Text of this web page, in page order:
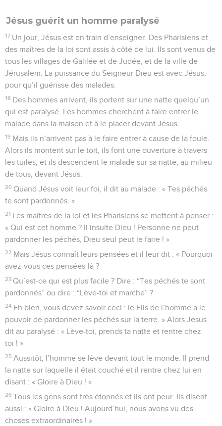
Jésus guérit un homme paralysé
17 Un jour, Jésus est en train d’enseigner. Des Pharisiens et
des maîtres de la loi sont assis à côté de lui. Ils sont venus de
tous les villages de Galilée et de Judée, et de la ville de
Jérusalem. La puissance du Seigneur Dieu est avec Jésus,
pour qu’il guérisse des malades.
18 Des hommes arrivent, ils portent sur une natte quelqu’un
qui est paralysé. Les hommes cherchent à faire entrer le
malade dans la maison et à le placer devant Jésus.
19 Mais ils n’arrivent pas à le faire entrer à cause de la foule.
Alors ils montent sur le toit, ils font une ouverture à travers
les tuiles, et ils descendent le malade sur sa natte, au milieu
de tous, devant Jésus.
20 Quand Jésus voit leur foi, il dit au malade : « Tes péchés
te sont pardonnés. »
21 Les maîtres de la loi et les Pharisiens se mettent à penser :
« Qui est cet homme ? Il insulte Dieu ! Personne ne peut
pardonner les péchés, Dieu seul peut le faire ! »
22 Mais Jésus connaît leurs pensées et il leur dit : « Pourquoi
avez-vous ces pensées-là ?
23 Qu’est-ce qui est plus facile ? Dire : “Tes péchés te sont
pardonnés” ou dire : “Lève-toi et marche” ?
24 Eh bien, vous devez savoir ceci : le Fils de l’homme a le
pouvoir de pardonner les péchés sur la terre. » Alors Jésus
dit au paralysé : « Lève-toi, prends ta natte et rentre chez
toi ! »
25 Aussitôt, l’homme se lève devant tout le monde. Il prend
la natte sur laquelle il était couché et il rentre chez lui en
disant : « Gloire à Dieu ! »
26 Tous les gens sont très étonnés et ils ont peur. Ils disent
aussi : « Gloire à Dieu ! Aujourd’hui, nous avons vu des
choses extraordinaires ! »